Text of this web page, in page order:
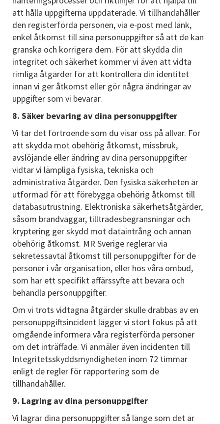
att hålla uppgifterna uppdaterade. Vi tillhandahåller
den registerförda personen, via e-post med länk,
enkel åtkomst till sina personuppgifter så att de kan
granska och korrigera dem. För att skydda din
integritet och säkerhet kommer vi även att vidta
rimliga åtgärder för att kontrollera din identitet
innan vi ger åtkomst eller gör några ändringar av
uppgifter som vi bevarar.
8. Säker bevaring av dina personuppgifter
Vi tar det förtroende som du visar oss på allvar. För
att skydda mot obehörig åtkomst, missbruk,
avslöjande eller ändring av dina personuppgifter
vidtar vi lämpliga fysiska, tekniska och
administrativa åtgärder. Den fysiska säkerheten är
utformad för att förebygga obehörig åtkomst till
databasutrustning. Elektroniska säkerhetsåtgärder,
såsom brandväggar, tillträdesbegränsningar och
kryptering ger skydd mot dataintrång och annan
obehörig åtkomst. MR Sverige reglerar via
sekretessavtal åtkomst till personuppgifter för de
personer i vår organisation, eller hos våra ombud,
som har ett specifikt affärssyfte att bevara och
behandla personuppgifter.
Om vi trots vidtagna åtgärder skulle drabbas av en
personuppgiftsincident lägger vi stort fokus på att
omgående informera våra registerförda personer
om det inträffade. Vi anmäler även incidenten till
Integritetsskyddsmyndigheten inom 72 timmar
enligt de regler för rapportering som de
tillhandahåller.
9. Lagring av dina personuppgifter
Vi lagrar dina personuppgifter så länge som det är